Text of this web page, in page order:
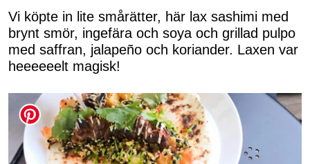
Vi köpte in lite smårätter, här lax sashimi med
brynt smör, ingefära och soya och grillad pulpo
med saffran, jalapeño och koriander. Laxen var
heeeeeelt magisk!